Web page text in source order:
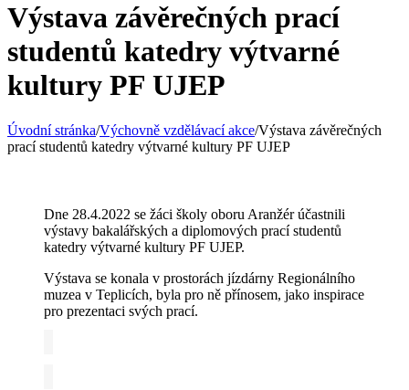
Výstava závěrečných prací
studentů katedry výtvarné
kultury PF UJEP
Úvodní stránka/Výchovně vzdělávací akce/Výstava závěrečných
prací studentů katedry výtvarné kultury PF UJEP
Dne 28.4.2022 se žáci školy oboru Aranžér účastnili
výstavy bakalářských a diplomových prací studentů
katedry výtvarné kultury PF UJEP.
Výstava se konala v prostorách jízdárny Regionálního
muzea v Teplicích, byla pro ně přínosem, jako inspirace
pro prezentaci svých prací.